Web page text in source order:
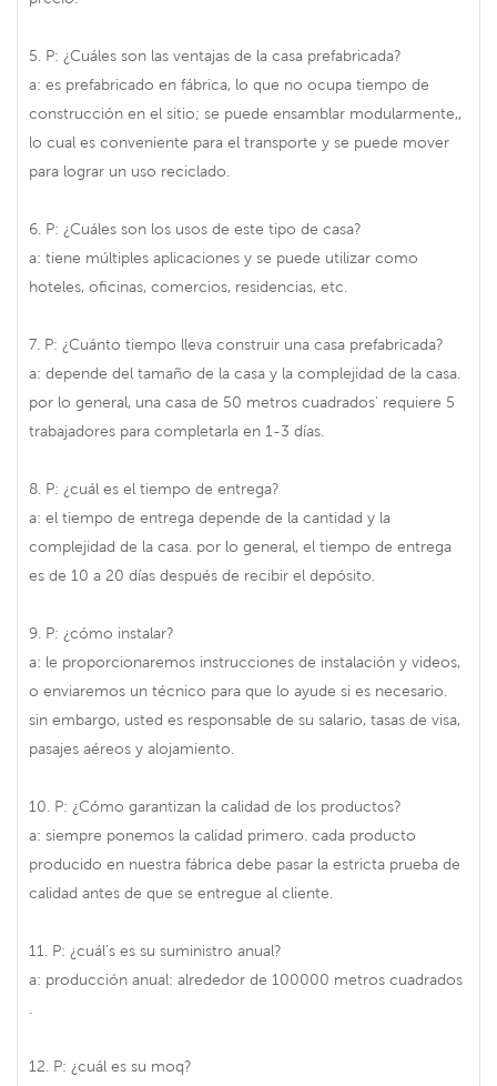
5. P: ¿Cuáles son las ventajas de la casa prefabricada?
a: es prefabricado en fábrica, lo que no ocupa tiempo de
construcción en el sitio; se puede ensamblar modularmente,,
lo cual es conveniente para el transporte y se puede mover
para lograr un uso reciclado.
6. P: ¿Cuáles son los usos de este tipo de casa?
a: tiene múltiples aplicaciones y se puede utilizar como
hoteles, oficinas, comercios, residencias, etc.
7. P: ¿Cuánto tiempo lleva construir una casa prefabricada?
a: depende del tamaño de la casa y la complejidad de la casa.
por lo general, una casa de 50 metros cuadrados' requiere 5
trabajadores para completarla en 1-3 días.
8. P: ¿cuál es el tiempo de entrega?
a: el tiempo de entrega depende de la cantidad y la
complejidad de la casa. por lo general, el tiempo de entrega
es de 10 a 20 días después de recibir el depósito.
9. P: ¿cómo instalar?
a: le proporcionaremos instrucciones de instalación y videos,
o enviaremos un técnico para que lo ayude si es necesario.
sin embargo, usted es responsable de su salario, tasas de visa,
pasajes aéreos y alojamiento.
10. P: ¿Cómo garantizan la calidad de los productos?
a: siempre ponemos la calidad primero. cada producto
producido en nuestra fábrica debe pasar la estricta prueba de
calidad antes de que se entregue al cliente.
11. P: ¿cuál's es su suministro anual?
a: producción anual: alrededor de 100000 metros cuadrados
.
12. P: ¿cuál es su moq?